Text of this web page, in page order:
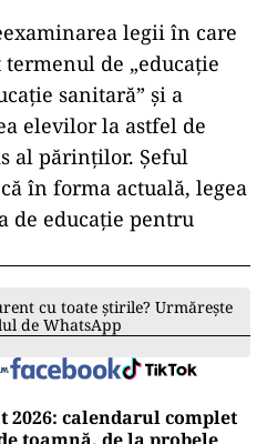
a fost de acord cu
a fost Alianța USR
UDMR s-au
de vedere la
UNICEF pe locul al
la numărul de
Bulgaria.
legii în care
de „educație
sanitară” și a